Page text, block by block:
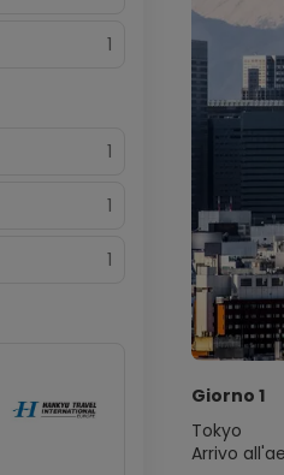
Giorno 1
Tokyo
Arrivo
1
1
1
1